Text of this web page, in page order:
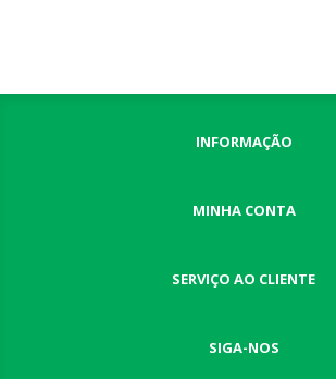
INFORMAÇÃO
MINHA CONTA
SERVIÇO AO CLIENTE
SIGA-NOS